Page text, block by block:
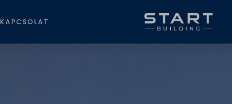
KAPCSOLAT